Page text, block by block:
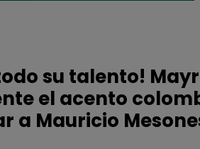
su talento!
el acento
a Mauricio